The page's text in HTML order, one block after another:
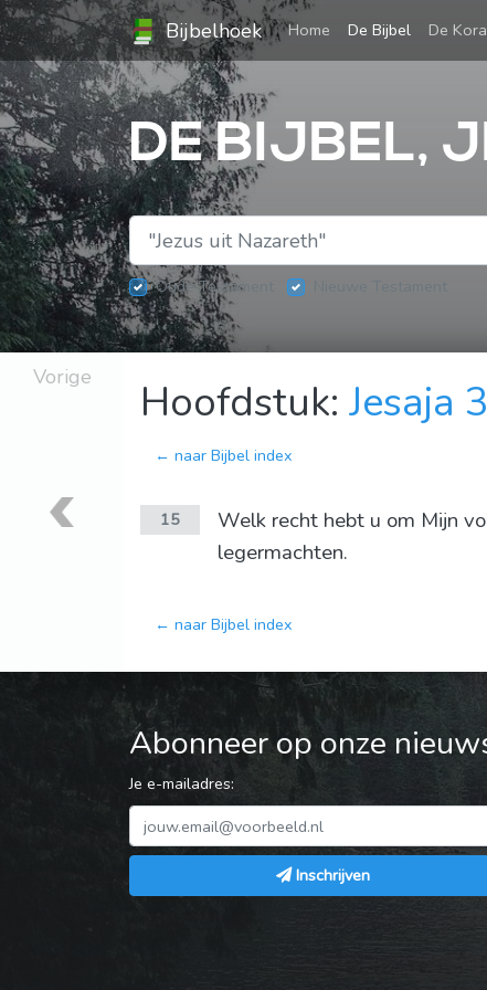
Bijbelhoek Home (current)
De Bijbel De
DE BIJBEL,
Oude Testament
Vorige Hoofdstuk: Jesaja 3
← naar Bijbel index
15
Welk recht hebt u om Mijn
legermachten.
← naar Bijbel index
Abonneer op onze
Je e-mailadres:
Inschrijven